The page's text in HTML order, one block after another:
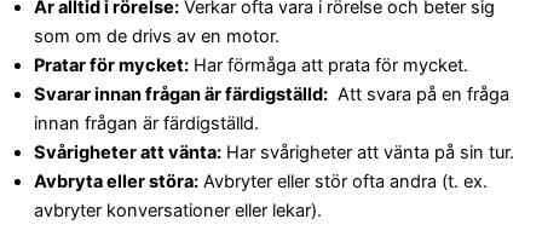
Är alltid i rörelse: Verkar ofta vara i rörelse och beter sig
som om de drivs av en motor.
Pratar för mycket: Har förmåga att prata för mycket.
Svarar innan frågan är färdigställd: Att svara på en fråga
innan frågan är färdigställd.
Svårigheter att vänta: Har svårigheter att vänta på sin tur.
Avbryta eller störa: Avbryter eller stör ofta andra (t. ex.
avbryter konversationer eller lekar).